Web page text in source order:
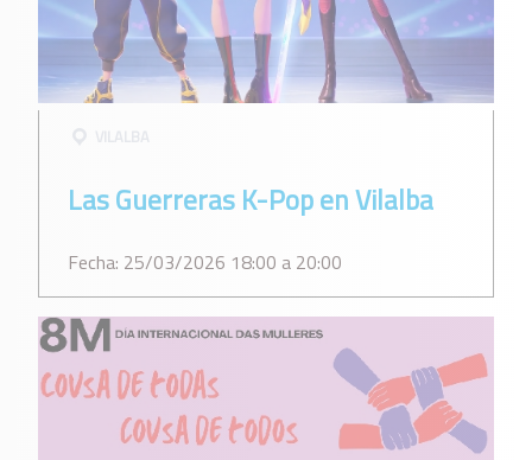
Las Guerreras K-Pop en Vilalba
Fecha: 25/03/2026 18:00 a 20:00